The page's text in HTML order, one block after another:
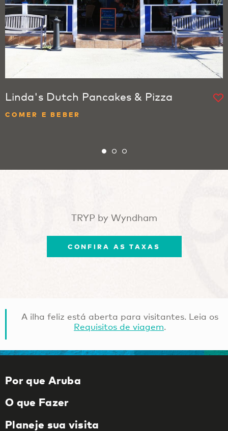
Linda's Dutch Pancakes & Pizza
COMER E BEBER
TRYP by Wyndham
CONFIRA AS TAXAS
A ilha feliz está aberta para visitantes. Leia os
Requisitos de viagem.
Por que Aruba
O que Fazer
Planeje sua visita